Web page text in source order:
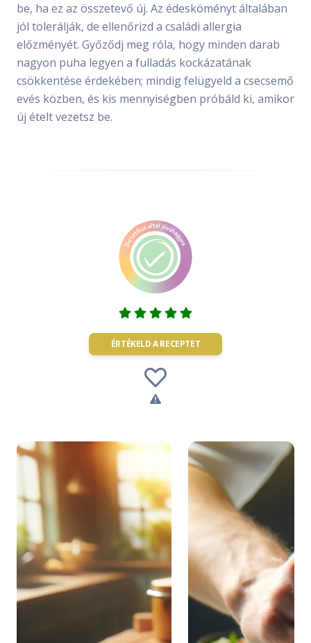
be, ha ez az összetevő új. Az édesköményt általában
jól tolerálják, de ellenőrizd a családi allergia
előzményét. Győződj meg róla, hogy minden darab
nagyon puha legyen a fulladás kockázatának
csökkentése érdekében; mindig felügyeld a csecsemő
evés közben, és kis mennyiségben próbáld ki, amikor
új ételt vezetsz be.
ÉRTÉKELD A RECEPTET